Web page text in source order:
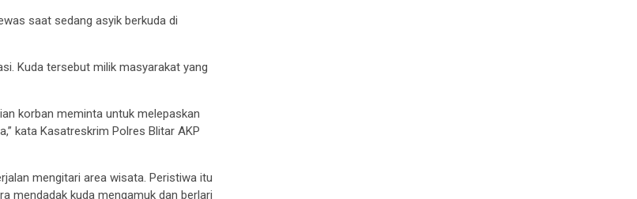
saat sedang asyik berkuda di
Kuda tersebut milik masyarakat yang
korban meminta untuk melepaskan
kata Kasatreskrim Polres Blitar AKP
mengitari area wisata. Peristiwa itu
mendadak kuda mengamuk dan berlari